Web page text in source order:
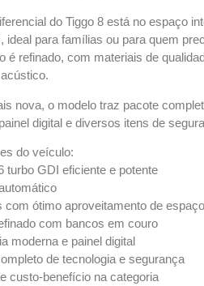
do Tiggo 8 está no espaço
ideal para famílias ou para quem
é refinado, com materiais de
nova, o modelo traz pacote
digital e diversos itens de
do veículo:
turbo GDI eficiente e potente
com ótimo aproveitamento de espaço
com bancos em couro
moderna e painel digital
de tecnologia e segurança
custo-benefício na categoria